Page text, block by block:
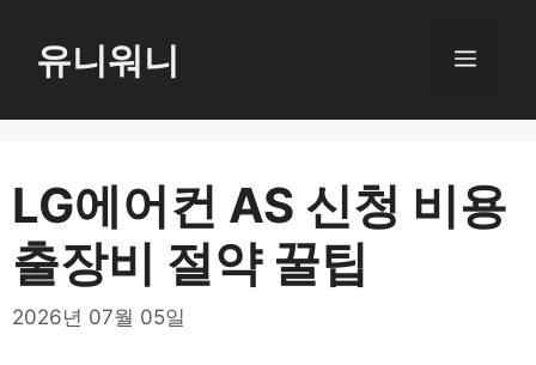
로
너
뛰
기
유니워니 메
LG에어컨 AS 신청 비용
출장비 절약 꿀팁
2026년 07월 05일